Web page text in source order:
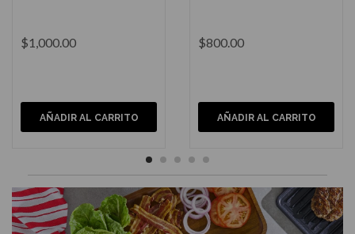
$1,450.00
AÑADIR AL CARRITO
$4,835.00
AÑADIR AL CARRITO